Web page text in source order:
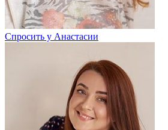
Спросить у Анастасии